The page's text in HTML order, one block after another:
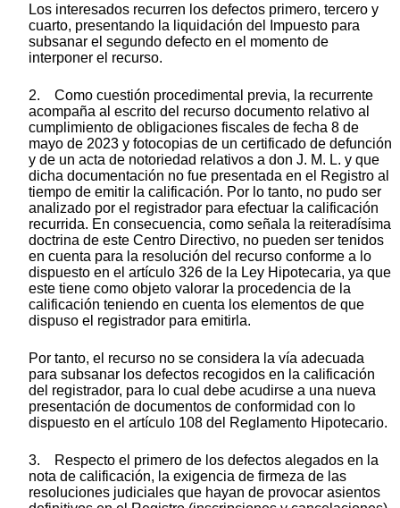
Los interesados recurren los defectos primero, tercero y
cuarto, presentando la liquidación del Impuesto para
subsanar el segundo defecto en el momento de
interponer el recurso.
2. Como cuestión procedimental previa, la recurrente
acompaña al escrito del recurso documento relativo al
cumplimiento de obligaciones fiscales de fecha 8 de
mayo de 2023 y fotocopias de un certificado de defunción
y de un acta de notoriedad relativos a don J. M. L. y que
dicha documentación no fue presentada en el Registro al
tiempo de emitir la calificación. Por lo tanto, no pudo ser
analizado por el registrador para efectuar la calificación
recurrida. En consecuencia, como señala la reiteradísima
doctrina de este Centro Directivo, no pueden ser tenidos
en cuenta para la resolución del recurso conforme a lo
dispuesto en el artículo 326 de la Ley Hipotecaria, ya que
este tiene como objeto valorar la procedencia de la
calificación teniendo en cuenta los elementos de que
dispuso el registrador para emitirla.
Por tanto, el recurso no se considera la vía adecuada
para subsanar los defectos recogidos en la calificación
del registrador, para lo cual debe acudirse a una nueva
presentación de documentos de conformidad con lo
dispuesto en el artículo 108 del Reglamento Hipotecario.
3. Respecto el primero de los defectos alegados en la
nota de calificación, la exigencia de firmeza de las
resoluciones judiciales que hayan de provocar asientos